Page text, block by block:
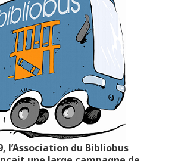
Toggle submenu
Toggle submenu
Toggle submenu
l’Association du Bibliobus